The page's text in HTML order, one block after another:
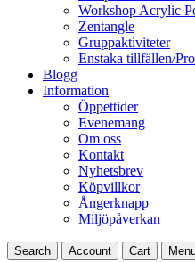
Workshop Acrylic
Zentangle
Gruppaktiviteter
Enstaka tillfällen/
Blogg
Information
Öppettider
Evenemang
Om oss
Kontakt
Nyhetsbrev
Köpvillkor
Ångerknapp
Miljöpåverkan
Search Account Cart